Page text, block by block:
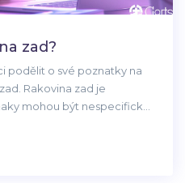
zad?
podělit o své poznatky na
Rakovina zad je
mohou být nespecifické,
zad, změny v chování